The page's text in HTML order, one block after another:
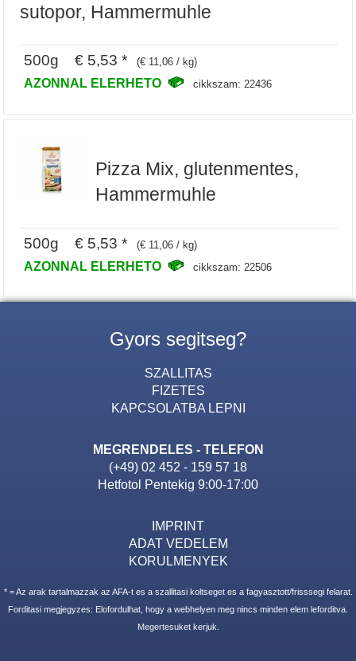
sutopor, Hammermuhle
500g € 5,53 * (€ 11,06 / kg)
AZONNAL ELERHETO cikkszam: 22436
Pizza Mix, glutenmentes,
Hammermuhle
500g € 5,53 * (€ 11,06 / kg)
AZONNAL ELERHETO cikkszam: 22506
Gyors segitseg?
SZALLITAS
FIZETES
KAPCSOLATBA LEPNI
MEGRENDELES - TELEFON
(+49) 02 452 - 159 57 18
Hetfotol Pentekig 9:00-17:00
IMPRINT
ADAT VEDELEM
KORULMENYEK
* = Az arak tartalmazzak az AFA-t es a szallitasi koltseget es a fagyasztott/frisssegi felarat.
Forditasi megjegyzes: Elofordulhat, hogy a webhelyen meg nincs minden elem leforditva.
Megertesuket kerjuk.